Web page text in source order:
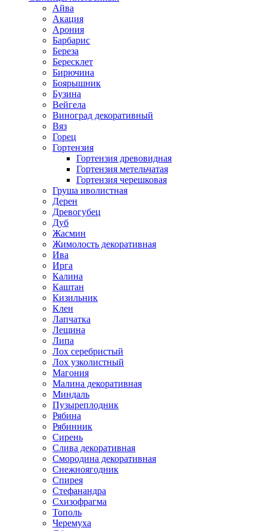
Айва
Акация
Арония
Барбарис
Береза
Бересклет
Бирючина
Боярышник
Бузина
Вейгела
Виноград декоративный
Вяз
Горец
Гортензия
Гортензия древовидная
Гортензия метельчатая
Гортензия черешковая
Груша иволистная
Дерен
Древогубец
Дуб
Жасмин
Жимолость декоративная
Ива
Ирга
Калина
Каштан
Кизильник
Клен
Лапчатка
Лещина
Липа
Лох серебристый
Лох узколистный
Магония
Малина декоративная
Миндаль
Пузыреплодник
Рябина
Рябинник
Сирень
Слива декоративная
Смородина декоративная
Снежноягодник
Спирея
Стефанандра
Схизофрагма
Тополь
Черемуха